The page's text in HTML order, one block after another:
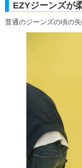
EZYジーンズが
普通のジーンズの頃の